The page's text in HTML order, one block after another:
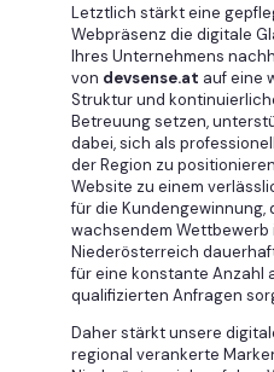
Letztlich stärkt eine
Webpräsenz die digitale
Ihres Unternehmens
von devsense.at auf eine
Struktur und
Betreuung setzen,
dabei, sich als
der Region zu
Website zu einem
für die Kundengewinnung,
wachsendem Wettbewerb
Niederösterreich
für eine konstante Anzahl
qualifizierten Anfragen
Daher stärkt unsere
regional verankerte